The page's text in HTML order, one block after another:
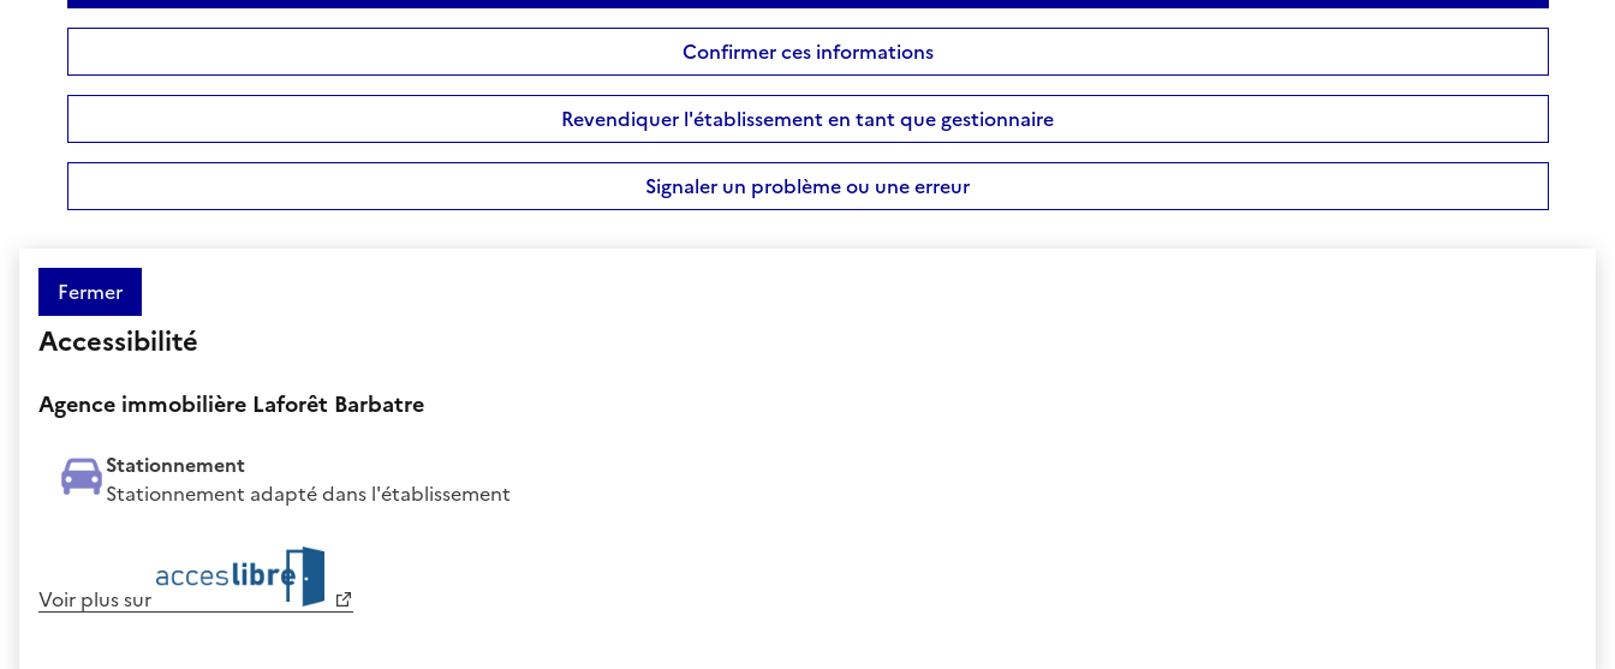
Confirmer ces informations
Revendiquer l'établissement en tant que gestionnaire
Signaler un problème ou une erreur
Fermer
Accessibilité
Agence immobilière Laforêt Barbatre
Stationnement
Stationnement adapté dans l'établissement
Voir plus sur